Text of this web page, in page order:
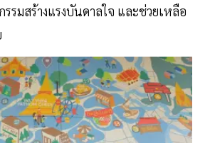
รมสร้างแรงบันดาลใจ และช่วยเหลือ